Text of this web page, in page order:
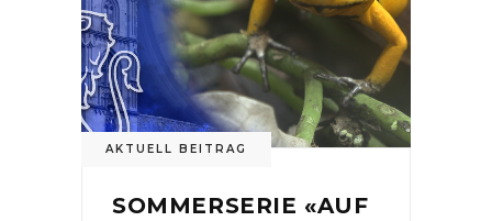
AKTUELL BEITRAG
SOMMERSERIE «AUF